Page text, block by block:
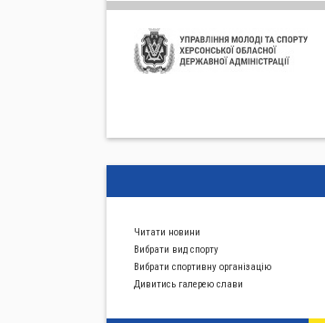
Читати новини
Вибрати вид спорту
Вибрати спортивну органiзацiю
Дивитись галерею слави